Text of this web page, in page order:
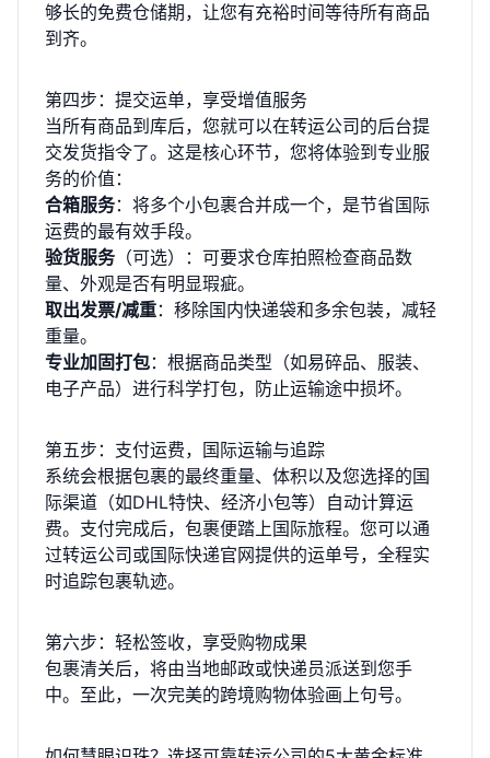
够长的免费仓储期，让您有充裕时间等待所有商品
到齐。
第四步：提交运单，享受增值服务
当所有商品到库后，您就可以在转运公司的后台提
交发货指令了。这是核心环节，您将体验到专业服
务的价值：
合箱服务：将多个小包裹合并成一个，是节省国际
运费的最有效手段。
验货服务（可选）：可要求仓库拍照检查商品数
量、外观是否有明显瑕疵。
取出发票/减重：移除国内快递袋和多余包装，减轻
重量。
专业加固打包：根据商品类型（如易碎品、服装、
电子产品）进行科学打包，防止运输途中损坏。
第五步：支付运费，国际运输与追踪
系统会根据包裹的最终重量、体积以及您选择的国
际渠道（如DHL特快、经济小包等）自动计算运
费。支付完成后，包裹便踏上国际旅程。您可以通
过转运公司或国际快递官网提供的运单号，全程实
时追踪包裹轨迹。
第六步：轻松签收，享受购物成果
包裹清关后，将由当地邮政或快递员派送到您手
中。至此，一次完美的跨境购物体验画上句号。